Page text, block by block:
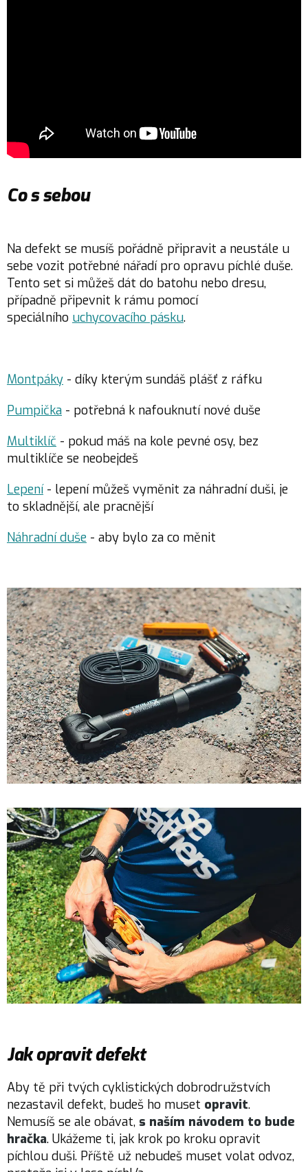
Co s sebou
Na defekt se musíš pořádně připravit a neustále u
sebe vozit potřebné nářadí pro opravu píchlé duše.
Tento set si můžeš dát do batohu nebo dresu,
případně připevnit k rámu pomocí
speciálního uchycovacího pásku.
Montpáky - díky kterým sundáš plášť z ráfku
Pumpička - potřebná k nafouknutí nové duše
Multiklíč - pokud máš na kole pevné osy, bez
multiklíče se neobejdeš
Lepení- lepení můžeš vyměnit za náhradní duši, je
to skladnější, ale pracnější
Náhradní duše - aby bylo za co měnit
Jak opravit defekt
Aby tě při tvých cyklistických dobrodružstvích
nezastavil defekt, budeš ho muset opravit.
Nemusíš se ale obávat, s naším návodem to bude
hračka. Ukážeme ti, jak krok po kroku opravit
píchlou duši. Příště už nebudeš muset volat odvoz,